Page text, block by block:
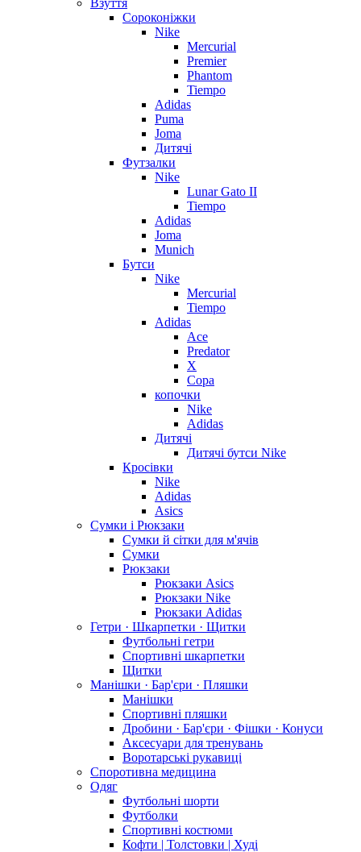
Сороконіжки
Nike
Mercurial
Premier
Phantom
Tiempo
Adidas
Puma
Joma
Дитячі
Футзалки
Nike
Lunar Gato II
Tiempo
Adidas
Joma
Munich
Бутси
Nike
Mercurial
Tiempo
Adidas
Ace
Predator
X
Copa
копочки
Nike
Adidas
Дитячі
Дитячі бутси Nike
Кросівки
Nike
Adidas
Asics
Сумки і Рюкзаки
Сумки й сітки для м'ячів
Сумки
Рюкзаки
Рюкзаки Asics
Рюкзаки Nike
Рюкзаки Adidas
Гетри · Шкарпетки · Щитки
Футбольні гетри
Спортивні шкарпетки
Щитки
Манішки · Бар'єри · Пляшки
Манішки
Спортивні пляшки
Дробини · Бар'єри · Фішки · Конуси
Аксесуари для тренувань
Воротарські рукавиці
Споротивна медицина
Одяг
Футбольні шорти
Футболки
Спортивні костюми
Кофти | Толстовки | Худі